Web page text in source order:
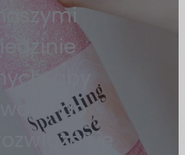
aby
do